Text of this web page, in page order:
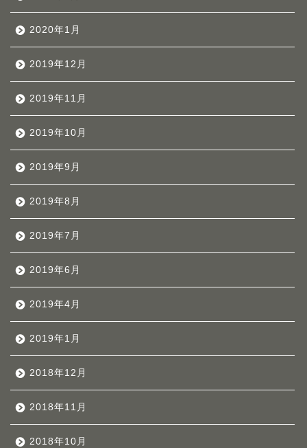
2020年1月
2019年12月
2019年11月
2019年10月
2019年9月
2019年8月
2019年7月
2019年6月
2019年4月
2019年1月
2018年12月
2018年11月
2018年10月